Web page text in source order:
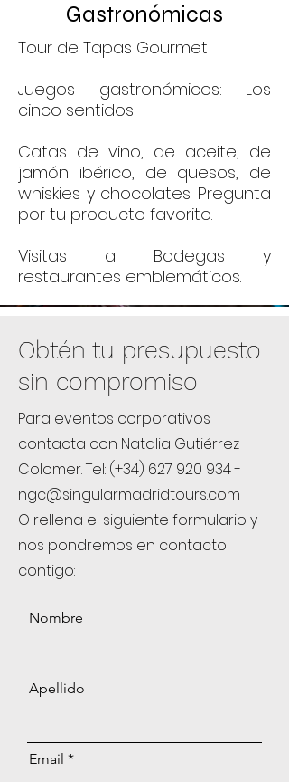
Gastronómicas
Tour de Tapas Gourmet
Juegos gastronómicos: Los
cinco sentidos
Catas de vino, de aceite, de
jamón ibérico, de quesos, de
whiskies y chocolates. Pregunta
por tu producto favorito.
Visitas a Bodegas y
restaurantes emblemáticos.
Obtén tu presupuesto
sin compromiso
Para eventos corporativos
contacta con Natalia Gutiérrez-
Colomer. Tel: (+34) 627 920 934-
ngc@singularmadridtours.com
O rellena el siguiente formulario y
nos pondremos en contacto
contigo:
Nombre
Apellido
Email